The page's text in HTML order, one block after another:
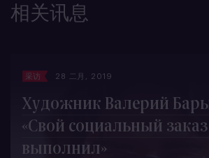
相关讯息
采访 28 二月, 2019
Художник Валерий
«Свой социальный
выполнил»